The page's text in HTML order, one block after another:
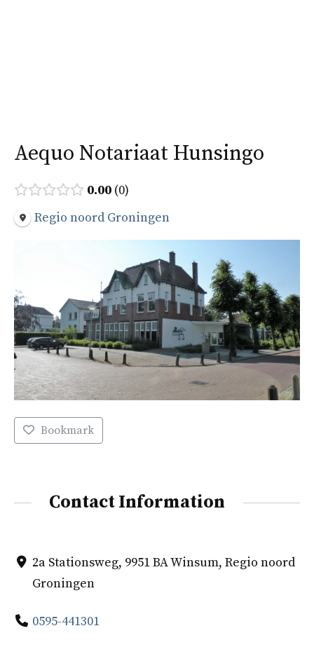
Aequo Notariaat Hunsingo
0.00 0
Regio noord Groningen
Bookmark
Contact Information
2a Stationsweg, 9951 BA Winsum, Regio noord
Groningen
0595-441301